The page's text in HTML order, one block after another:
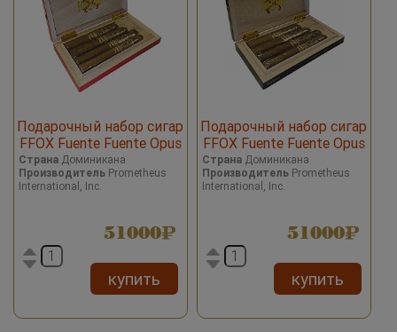
Подарочный набор сигар
FFOX Fuente Fuente Opus
X Story 4 Set Cigars Red
Страна Доминикана
Производитель Prometheus
International, Inc.
51000
купить
Подарочный набор сигар
FFOX Fuente Fuente Opus
X Story 4 Set Cigars Black
СтранаДоминикана
ПроизводительPrometheus
International, Inc.
51000
купить